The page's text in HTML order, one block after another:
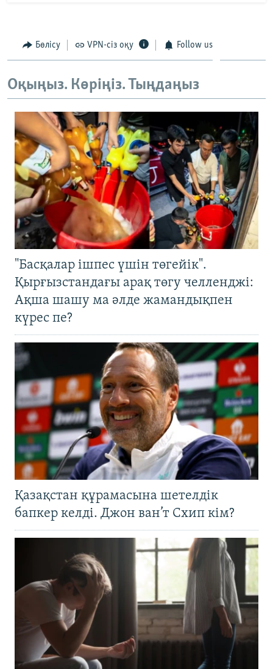
Бөлісу VPN-сіз оқу Follow us
Оқыңыз. Көріңіз. Тыңдаңыз
"Басқалар ішпес үшін төгейік".
Қырғызстандағы арақ төгу челленджі:
Ақша шашу ма әлде жамандықпен
күрес пе?
Қазақстан құрамасына шетелдік
бапкер келді. Джон ван’т Схип кім?